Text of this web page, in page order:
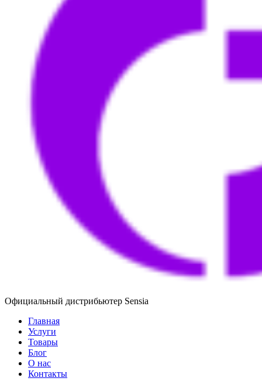
Официальный дистрибьютер Sensia
Главная
Услуги
Товары
Блог
О нас
Контакты